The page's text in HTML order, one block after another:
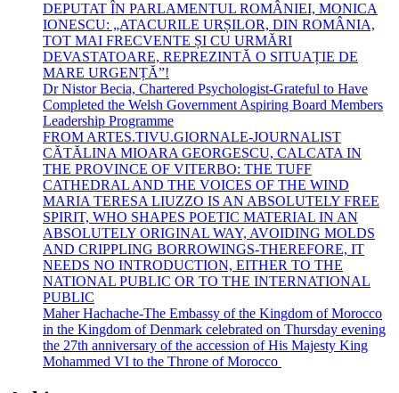
DEPUTAT ÎN PARLAMENTUL ROMÂNIEI, MONICA
IONESCU: „ATACURILE URȘILOR, DIN ROMÂNIA,
TOT MAI FRECVENTE ȘI CU URMĂRI
DEVASTATOARE, REPREZINTĂ O SITUAȚIE DE
MARE URGENȚĂ”!
Dr Nistor Becia, Chartered Psychologist-Grateful to Have
Completed the Welsh Government Aspiring Board Members
Leadership Programme
FROM ARTES.TIVU.GIORNALE-JOURNALIST
CĂTĂLINA MIOARA GEORGESCU, CALCATA IN
THE PROVINCE OF VITERBO: THE TUFF
CATHEDRAL AND THE VOICES OF THE WIND
MARIA TERESA LIUZZO IS AN ABSOLUTELY FREE
SPIRIT, WHO SHAPES POETIC MATERIAL IN AN
ABSOLUTELY ORIGINAL WAY, AVOIDING MOLDS
AND CRIPPLING BORROWINGS-THEREFORE, IT
NEEDS NO INTRODUCTION, EITHER TO THE
NATIONAL PUBLIC OR TO THE INTERNATIONAL
PUBLIC
Maher Hachache-The Embassy of the Kingdom of Morocco
in the Kingdom of Denmark celebrated on Thursday evening
the 27th anniversary of the accession of His Majesty King
Mohammed VI to the Throne of Morocco